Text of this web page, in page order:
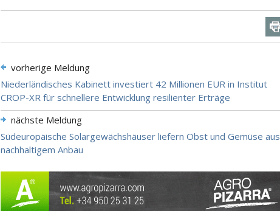
vorherige Meldung
Niederländisches Kabinett investiert 42 Millionen EUR in Institut
CROP-XR für schnellere Entwicklung resilienter Erträge
nächste Meldung
Südeuropäische Solargewächshäuser liefern Obst und Gemüse aus
nachhaltigem Anbau